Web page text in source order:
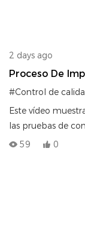
2 days ago
Proceso De
Calidad |
#Control de
Este vídeo
las pruebas de
fábrica.
59 0